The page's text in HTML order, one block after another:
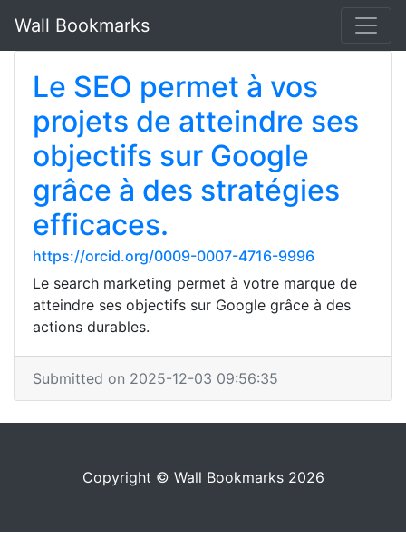
Wall Bookmarks
Le SEO permet à vos
projets de atteindre ses
objectifs sur Google
grâce à des stratégies
efficaces.
https://orcid.org/0009-0007-4716-9996
Le search marketing permet à votre marque de
atteindre ses objectifs sur Google grâce à des
actions durables.
Submitted on 2025-12-03 09:56:35
Copyright © Wall Bookmarks 2026